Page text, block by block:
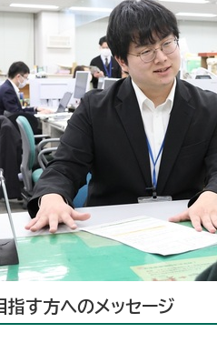
指す方へのメッセージ